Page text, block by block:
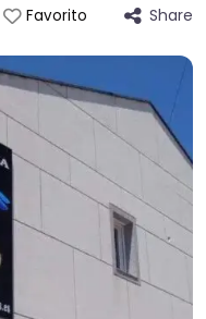
Favorito Share